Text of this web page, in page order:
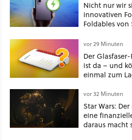
Nicht nur wir
innovativen
Foldables
neue
vor 29 Minuten
Der
ist da – und
einmal zum
vor 32 Minuten
Star Wars:
eine
daraus macht